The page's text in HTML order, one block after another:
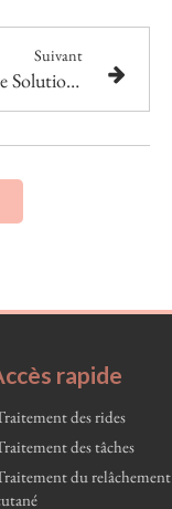
Suivant
L'épilation Laser : Une Solution Permanente et Efficace
rapide
des rides
des tâches
du relâchement